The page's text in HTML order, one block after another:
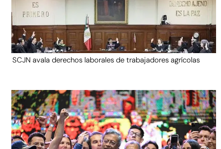
SCJN avala derechos laborales de trabajadores agrícolas